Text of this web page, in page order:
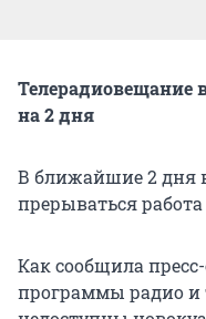
Телерадиовещание
на 2 дня
В ближайшие 2 дня
прерываться
Как сообщила
программы радио и